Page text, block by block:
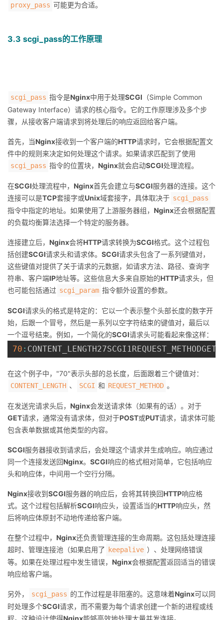
proxy_pass 可能更为合适。
3.3 scgi_pass的工作原理
scgi_pass 指令是Nginx中用于处理SCGI （Simple Common
Gateway Interface）请求的核心指令。它的工作原理涉及多个步
骤，从接收客户端请求到将处理后的响应返回给客户端。
首先，当Nginx接收到一个客户端的HTTP请求时，它会根据配置文
件中的规则来决定如何处理这个请求。如果请求匹配到了使用
scgi_pass 指令的位置块， Nginx就会启动SCGI处理流程。
在SCGI处理流程中， Nginx首先会建立与SCGI服务器的连接。这个
连接可以是TCP套接字或Unix域套接字，具体取决于 scgi_pass
指令中指定的地址。如果使用了上游服务器组， Nginx还会根据配置
的负载均衡算法选择一个特定的服务器。
连接建立后， Nginx会将HTTP请求转换为SCGI格式。这个过程包
括创建SCGI请求头和请求体。 SCGI请求头包含了一系列键值对，
这些键值对提供了关于请求的元数据，如请求方法、路径、查询字
符串、客户端IP地址等。这些信息大多来自原始的HTTP请求头，但
也可能包括通过 scgi_param 指令额外设置的参数。
SCGI请求头的格式是特定的：它以一个表示整个头部长度的数字开
始，后跟一个冒号，然后是一系列以空字符结束的键值对，最后以
一个逗号结束。例如，一个简化的SCGI请求头可能看起来像这样：
70 :
在这个例子中，"70"表示头部的总长度，后面跟着三个键值对：
CONTENT_LENGTH 、 SCGI 和 REQUEST_METHOD 。
在发送完请求头后， Nginx会发送请求体（如果有的话）。对于
GET请求，通常没有请求体，但对于POST或PUT请求，请求体可能
包含表单数据或其他类型的内容。
SCGI服务器接收到请求后，会处理这个请求并生成响应。响应通过
同一个连接发送回Nginx。 SCGI响应的格式相对简单，它包括响应
头和响应体，中间用一个空行分隔。
Nginx接收到SCGI服务器的响应后，会将其转换回HTTP响应格
式。这个过程包括解析SCGI响应头，设置适当的HTTP响应头，然
后将响应体原封不动地传递给客户端。
在整个过程中， Nginx还负责管理连接的生命周期。这包括处理连接
超时、管理连接池（如果启用了
keepalive ）、处理网络错误
等。如果在处理过程中发生错误， Nginx会根据配置返回适当的错误
响应给客户端。
另外， scgi_pass 的工作过程是非阻塞的。这意味着Nginx可以同
时处理多个SCGI请求，而不需要为每个请求创建一个新的进程或线
程。这种设计使得Nginx能够高效地处理大量并发连接。